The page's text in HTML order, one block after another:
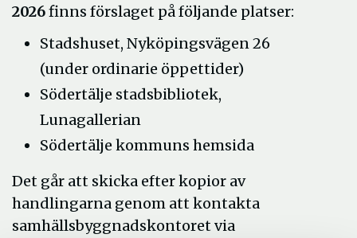
2026finns förslaget på följande platser:
Stadshuset, Nyköpingsvägen 26
(under ordinarie öppettider)
Södertälje stadsbibliotek,
Lunagallerian
Södertälje kommuns hemsida
Det går att skicka efter kopior av
handlingarna genom att kontakta
samhällsbyggnadskontoret via